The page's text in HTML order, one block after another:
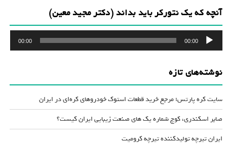
آنچه که یک نتورکر باید بداند (دکتر مجید معین)
پخش‌کننده
صوت
00:00
00:00
نوشته‌های تازه
سایت کره پارتس؛ مرجع خرید قطعات استوک خودروهای کره‌ای در ایران
صابر اسکندری، کوچ شماره یک های صنعت زیبایی ایران کیست؟
ایران تیرچه تولیدکننده تیرچه کرومیت